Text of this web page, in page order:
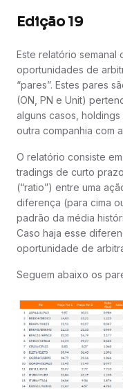
Edição 19
Este relatório semanal
oportunidades de
“pares”. Estes pares
(ON, PN e Unit)
alguns casos,
outra companhia com
O relatório consiste
tradings de curto
(“ratio”) entre uma
diferença (para cima
padrão da média
Caso haja esse
oportunidade de
Seguem abaixo os